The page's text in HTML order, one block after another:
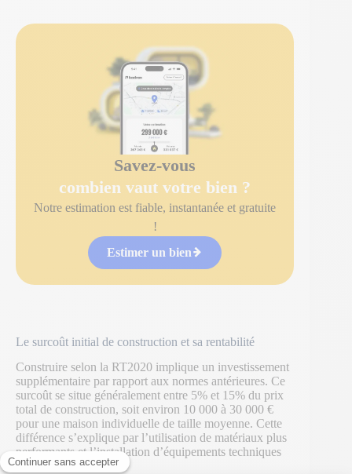
Savez-vous
combien vaut votre bien ?
Notre estimation est fiable, instantanée et gratuite
!
Estimer un bien
Le surcoût initial de construction et sa rentabilité
Construire selon la RT2020 implique un investissement
supplémentaire par rapport aux normes antérieures. Ce
surcoût se situe généralement entre 5% et 15% du prix
total de construction, soit environ 10 000 à 30 000 €
pour une maison individuelle de taille moyenne. Cette
différence s’explique par l’utilisation de matériaux plus
performants et l’installation d’équipements techniques
sophistiqués.